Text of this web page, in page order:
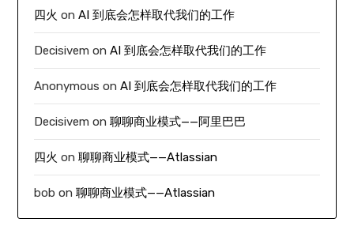
四火 onAI 到底会怎样取代我们的工作
Decisivem onAI 到底会怎样取代我们的工作
Anonymous onAI 到底会怎样取代我们的工作
Decisivem on聊聊商业模式——阿里巴巴
四火 on聊聊商业模式——Atlassian
bob on聊聊商业模式——Atlassian